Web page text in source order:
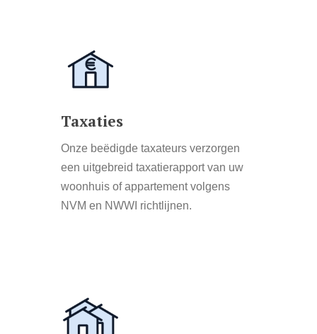
Taxaties
Onze beëdigde taxateurs verzorgen
een uitgebreid taxatierapport van uw
woonhuis of appartement volgens
NVM en NWWI richtlijnen.